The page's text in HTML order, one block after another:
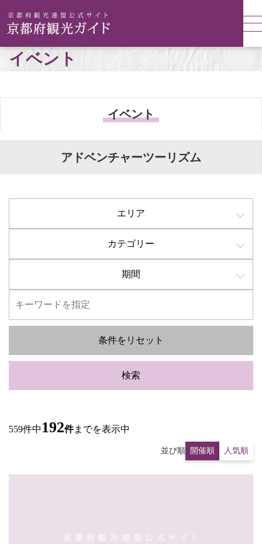
イベント
イベント
アドベンチャーツーリズム
エリア
カテゴリー
期間
条件をリセット
検索
559件中 192件までを表示中
並び順 開催順 人気順